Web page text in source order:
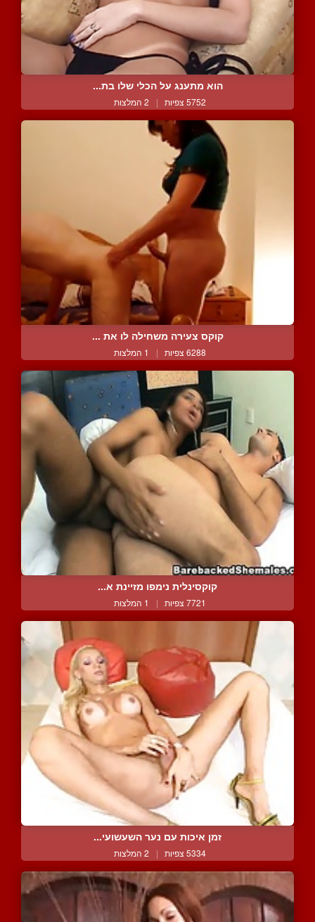
הוא מתענג על הכלי שלו בת...
5752 צפיות | 2 המלצות
קוקס צעירה משחילה לו את ...
6288 צפיות | 1 המלצות
קוקסינלית נימפו מזיינת א...
7721 צפיות | 1 המלצות
זמן איכות עם נער השעשועי...
5334 צפיות | 2 המלצות